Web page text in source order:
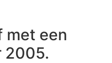
met een
2005.